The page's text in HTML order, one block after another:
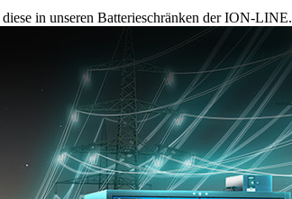
in unseren Batterieschränken der ION-LINE.